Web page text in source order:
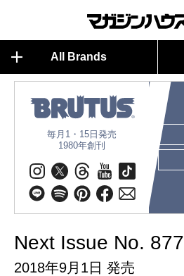
All Brands
毎月1・15日発売
1980年創刊
Next Issue No. 877
2018年9月1日 発売